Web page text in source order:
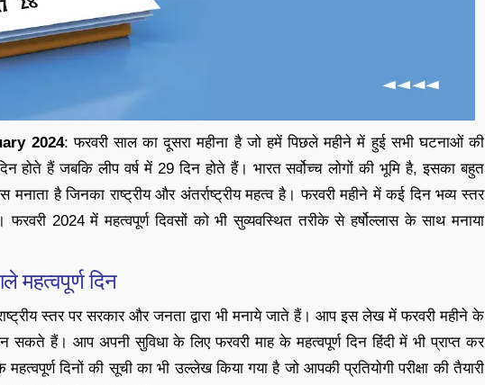
2024: फरवरी साल का दूसरा महीना है जो हमें पिछले महीने में हुई सभी घटनाओं की
होते हैं जबकि लीप वर्ष में 29 दिन होते हैं। भारत सर्वोच्च लोगों की भूमि है, इसका बहुत
मनाता है जिनका राष्ट्रीय और अंतर्राष्ट्रीय महत्व है। फरवरी महीने में कई दिन भव्य स्तर
2024 में महत्वपूर्ण दिवसों को भी सुव्यवस्थित तरीके से हर्षोल्लास के साथ मनाया
महत्वपूर्ण दिन
स्तर पर सरकार और जनता द्वारा भी मनाये जाते हैं। आप इस लेख में फरवरी महीने के
सकते हैं। आप अपनी सुविधा के लिए फरवरी माह के महत्वपूर्ण दिन हिंदी में भी प्राप्त कर
दिनों की सूची का भी उल्लेख किया गया है जो आपकी प्रतियोगी परीक्षा की तैयारी